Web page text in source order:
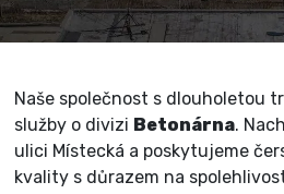
Naše společnost s dlouholetou
služby o divizi Betonárna.
ulici Místecká a poskytujeme
kvality s důrazem na